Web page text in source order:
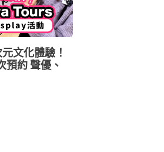
文化體驗！
預約 聲優、